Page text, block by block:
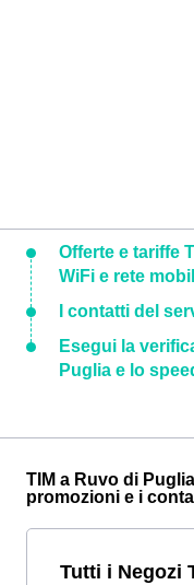
Offerte e tariffe
WiFi e rete
I contatti del
Esegui la
Puglia e lo
TIM a Ruvo di
promozioni e i
Tutti i Negozi